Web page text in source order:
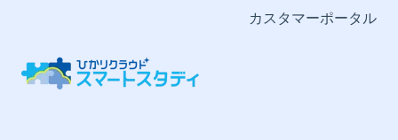
カスタマーポータル